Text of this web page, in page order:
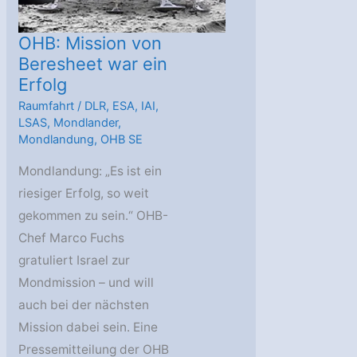
OHB: Mission von
Beresheet war ein
Erfolg
Raumfahrt / DLR, ESA, IAI,
LSAS, Mondlander,
Mondlandung, OHB SE
Mondlandung: „Es ist ein
riesiger Erfolg, so weit
gekommen zu sein.“ OHB-
Chef Marco Fuchs
gratuliert Israel zur
Mondmission – und will
auch bei der nächsten
Mission dabei sein. Eine
Pressemitteilung der OHB